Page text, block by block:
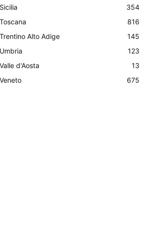
Sicilia
354
Toscana
816
Trentino Alto Adige
145
Umbria
123
Valle d'Aosta
13
Veneto
675